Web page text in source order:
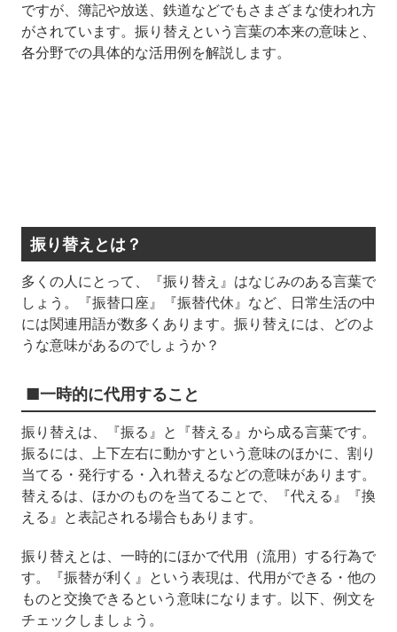
ですが、簿記や放送、鉄道などでもさまざまな使われ方
がされています。振り替えという言葉の本来の意味と、
各分野での具体的な活用例を解説します。
振り替えとは？
多くの人にとって、『振り替え』はなじみのある言葉で
しょう。『振替口座』『振替代休』など、日常生活の中
には関連用語が数多くあります。振り替えには、どのよ
うな意味があるのでしょうか？
■一時的に代用すること
振り替えは、『振る』と『替える』から成る言葉です。
振るには、上下左右に動かすという意味のほかに、割り
当てる・発行する・入れ替えるなどの意味があります。
替えるは、ほかのものを当てることで、『代える』『換
える』と表記される場合もあります。
振り替えとは、一時的にほかで代用（流用）する行為で
す。『振替が利く』という表現は、代用ができる・他の
ものと交換できるという意味になります。以下、例文を
チェックしましょう。